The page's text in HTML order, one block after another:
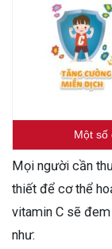
Một số
Mọi người cần
thiết để cơ thể
vitamin C sẽ
như: